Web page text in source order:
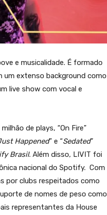
e musicalidade. É formado
um extenso background como
live show com vocal e
de plays, “On Fire”
Happened” e “Sedated”
Brasil. Além disso, LIVIT foi
nacional do Spotify. Com
por clubs respeitados como
de nomes de peso como
representantes da House